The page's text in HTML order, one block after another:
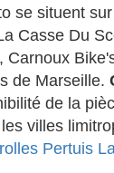
se situent
Casse Du
Carnoux
de Marseille.
de la
villes
Pertuis